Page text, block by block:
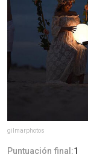
gilmarphotos
Puntuación final:1